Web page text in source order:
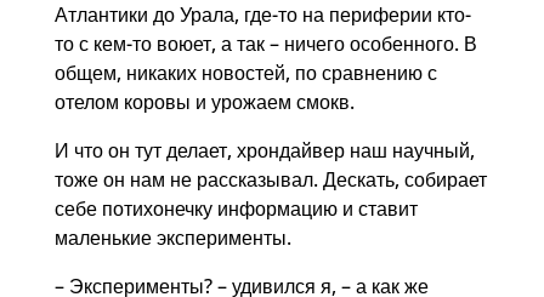
Атлантики до Урала, где-то на периферии кто-
то с кем-то воюет, а так – ничего особенного. В
общем, никаких новостей, по сравнению с
отелом коровы и урожаем смокв.
И что он тут делает, хрондайвер наш научный,
тоже он нам не рассказывал. Дескать, собирает
себе потихонечку информацию и ставит
маленькие эксперименты.
– Эксперименты? – удивился я, – а как же